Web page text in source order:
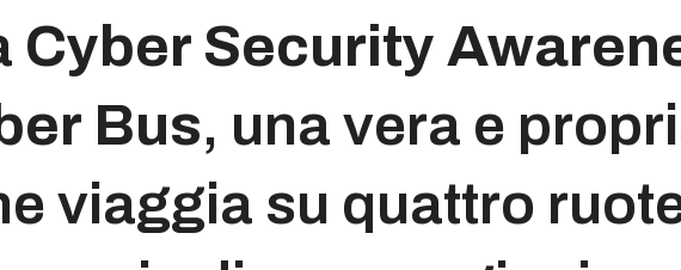
Cyber Security
Bus, una vera e
viaggia su quattro